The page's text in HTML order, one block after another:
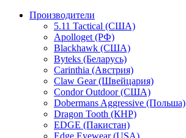
Производители
5.11 Tactical (США)
Apolloget (РФ)
Blackhawk (США)
Byteks (Беларусь)
Carinthia (Австрия)
Claw Gear (Швейцария)
Condor Outdoor (США)
Dobermans Aggressive (Польша)
Dragon Tooth (КНР)
EDGE (Пакистан)
Edge Eyewear (USA)